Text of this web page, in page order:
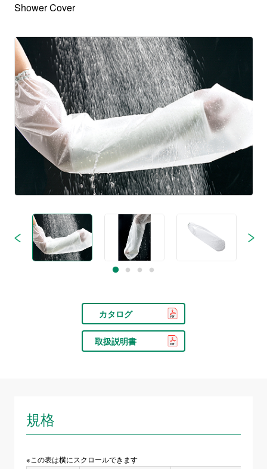
Shower Cover
カタログ
取扱説明書
規格
※この表は横にスクロールできます